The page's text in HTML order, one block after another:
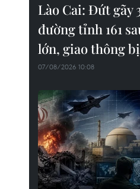
Lào Cai: Đứt gãy
đường tỉnh 161
lớn, giao thông
07/08/2026 10:08